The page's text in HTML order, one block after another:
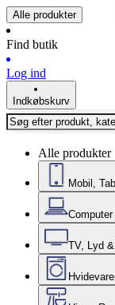
Alle produkter
Find butik
Log ind
Indkøbskurv
Alle produkter
Mobil,
TV, Lyd